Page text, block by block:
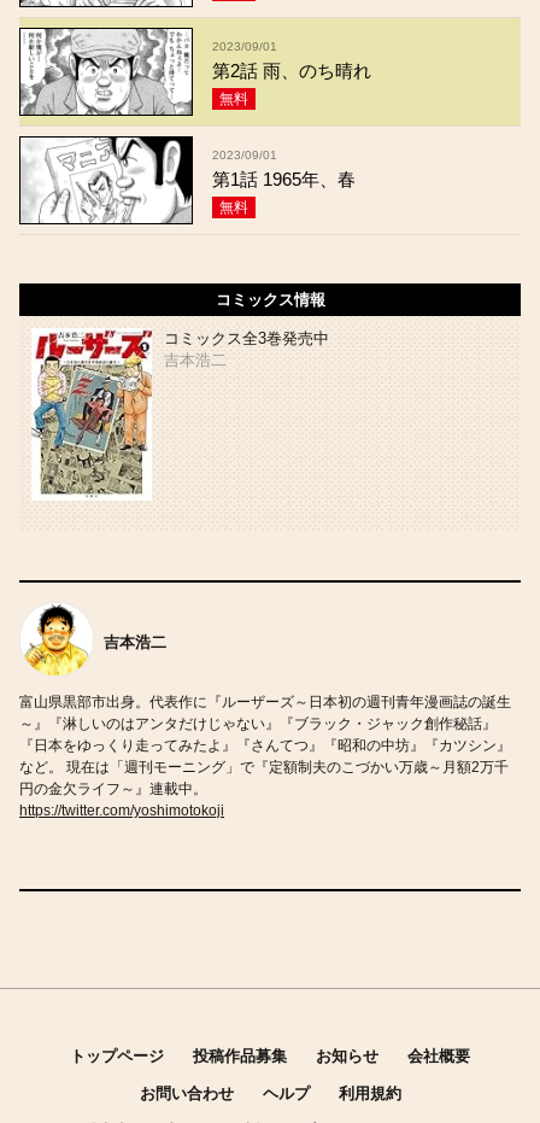
2023/09/01
第2話 雨、のち晴れ
無料
2023/09/01
第1話 1965年、春
無料
コミックス情報
コミックス全3巻発売中
吉本浩二
吉本浩二
富山県黒部市出身。代表作に『ルーザーズ～日本初の週刊青年漫画誌の誕生
～』『淋しいのはアンタだけじゃない』『ブラック・ジャック創作秘話』
『日本をゆっくり走ってみたよ』『さんてつ』『昭和の中坊』『カツシン』
など。 現在は「週刊モーニング」で『定額制夫のこづかい万歳～月額2万千
円の金欠ライフ～』連載中。
https://twitter.com/yoshimotokoji
トップページ 投稿作品募集 お知らせ 会社概要
お問い合わせ ヘルプ 利用規約